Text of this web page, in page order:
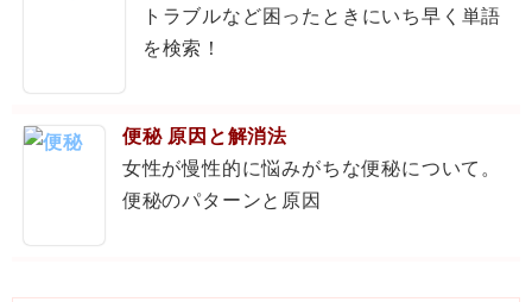
トラブルなど困ったときにいち早く単語
を検索！
便秘 原因と解消法
女性が慢性的に悩みがちな便秘について。
便秘のパターンと原因